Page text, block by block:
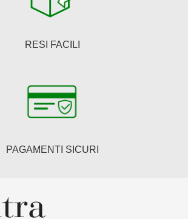
RESI FACILI
PAGAMENTI SICURI